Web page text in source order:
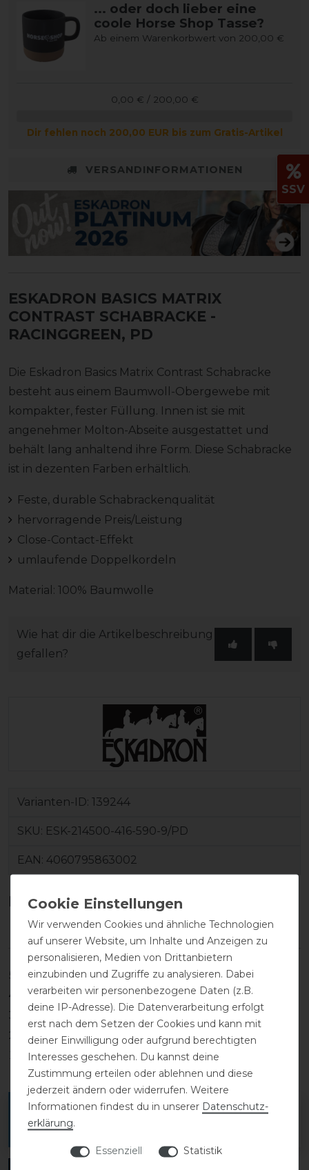
... oder doch lieber eine
coole Horse Shop Tasse?
Ab einem Warenkorbwert von 200,00 €
0,00 € / 200,00 €
Dir fehlen noch 200,00 EUR bis zum Gratis-Artikel
VERSANDINFORMATIONEN
ESKADRON BASICS MATRIX
CONTRAST SCHABRACKE -
RACINGGREEN, PD
Die Eskadron Basics Matrix Contrast Schabracke
besteht aus einem Baumwoll-Obergewebe mit
kompakter, fester Füllung. Innen ist sie mit
angenehmer Molton-Abseite ausgestattet und
behält lang anhaltend ihre Form. Diese Schabracke
ist in dezenten Farben erhältlich.
Feste, durable Schabrackenqualität
hervorragende Preis/Leistung
Close-Contact-Effekt
umlaufende Doppelkordeln
Material: 100% Baumwolle
Wie hat dir die Artikelbeschreibung
gefallen?
Varianten-ID: 139244
SKU: ESK-214500-416-590-9/PD
EAN: 4060795863002
Kundenrezensionen (0)
5
0
4
0
3
2
0
1
0
Melde dich an, um eine Kundenrezension zu
verfassen.
SSV
Wir verwenden Cookies und ähnliche Technologien
auf unserer Website, um Inhalte und Anzeigen zu
personalisieren, Medien von Drittanbietern
einzubinden und Zugriffe zu analysieren. Dabei
verarbeiten wir personenbezogene Daten (z.B.
deine IP-Adresse). Die Datenverarbeitung erfolgt
erst nach dem Setzen der Cookies und kann mit
deiner Einwilligung oder aufgrund berechtigten
Interesses geschehen. Du kannst deine
Zustimmung erteilen oder ablehnen und diese
jederzeit ändern oder widerrufen. Weitere
Informationen findest du in unserer Daten­schutz­
erklärung.
Essenziell
Statistik